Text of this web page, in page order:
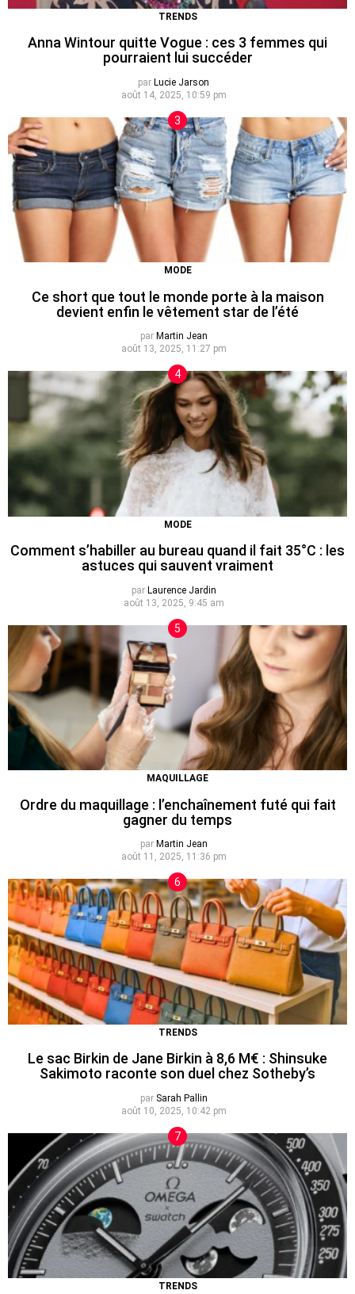
TRENDS
Anna Wintour quitte Vogue : ces 3 femmes qui
pourraient lui succéder
par Lucie Jarson
août 14, 2025, 10:59 pm
MODE
Ce short que tout le monde porte à la maison
devient enfin le vêtement star de l’été
par Martin Jean
août 13, 2025, 11:27 pm
MODE
Comment s’habiller au bureau quand il fait 35°C : les
astuces qui sauvent vraiment
par Laurence Jardin
août 13, 2025, 9:45 am
MAQUILLAGE
Ordre du maquillage : l’enchaînement futé qui fait
gagner du temps
par Martin Jean
août 11, 2025, 11:36 pm
TRENDS
Le sac Birkin de Jane Birkin à 8,6 M€ : Shinsuke
Sakimoto raconte son duel chez Sotheby’s
par Sarah Pallin
août 10, 2025, 10:42 pm
TRENDS